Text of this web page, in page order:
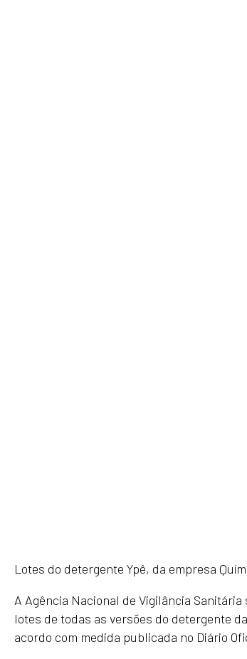
Lotes do detergente Ypê, da empresa
A Agência Nacional de Vigilância
lotes de todas as versões do detergente
acordo com medida publicada no Diário